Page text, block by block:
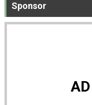
Sponsor